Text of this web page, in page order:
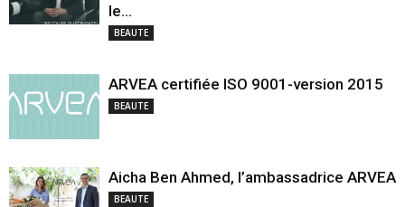
le...
BEAUTE
ARVEA certifiée ISO 9001-version 2015
BEAUTE
Aicha Ben Ahmed, l’ambassadrice ARVEA
BEAUTE